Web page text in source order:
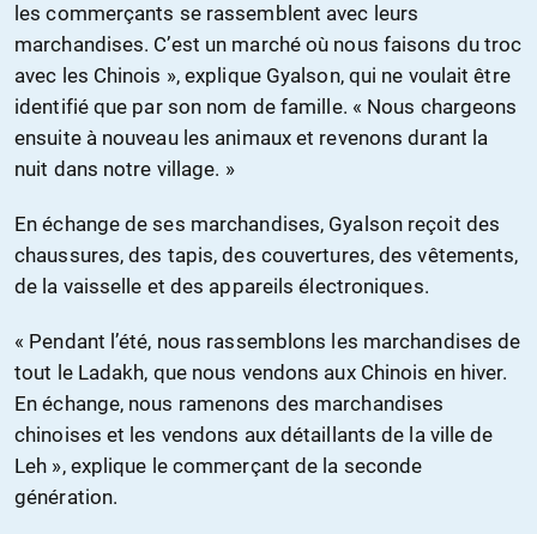
les commerçants se rassemblent avec leurs
marchandises. C’est un marché où nous faisons du troc
avec les Chinois », explique Gyalson, qui ne voulait être
identifié que par son nom de famille. « Nous chargeons
ensuite à nouveau les animaux et revenons durant la
nuit dans notre village. »
En échange de ses marchandises, Gyalson reçoit des
chaussures, des tapis, des couvertures, des vêtements,
de la vaisselle et des appareils électroniques.
« Pendant l’été, nous rassemblons les marchandises de
tout le Ladakh, que nous vendons aux Chinois en hiver.
En échange, nous ramenons des marchandises
chinoises et les vendons aux détaillants de la ville de
Leh », explique le commerçant de la seconde
génération.